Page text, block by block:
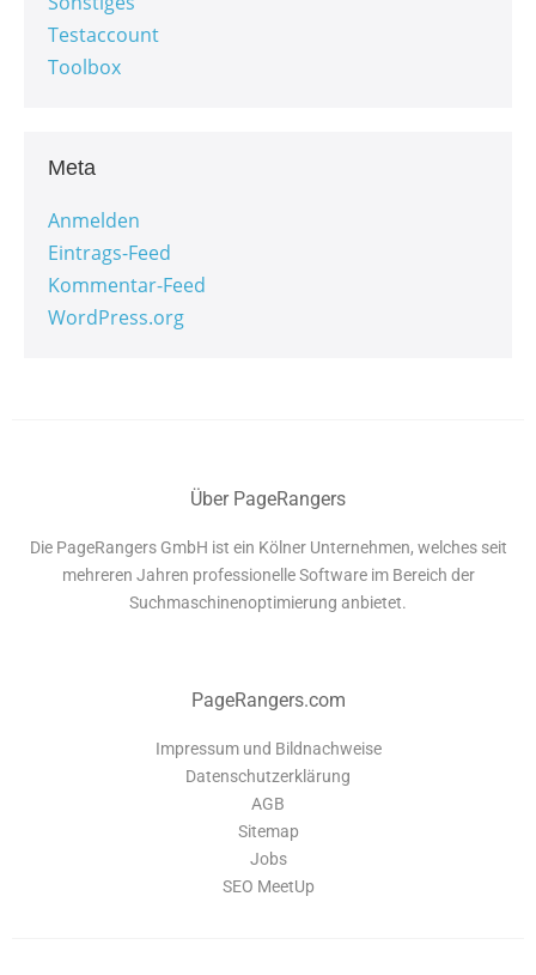
Testaccount
Toolbox
Meta
Anmelden
Eintrags-Feed
Kommentar-Feed
WordPress.org
Über PageRangers
Die PageRangers GmbH ist ein Kölner Unternehmen, welches seit
mehreren Jahren professionelle Software im Bereich der
Suchmaschinenoptimierung anbietet.
PageRangers.com
Impressum und Bildnachweise
Datenschutzerklärung
AGB
Sitemap
Jobs
SEO MeetUp